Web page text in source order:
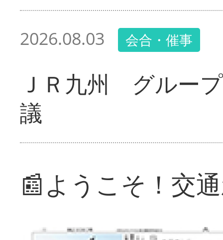
2026.08.03 会合・催事
ＪＲ九州 グルー
議
📰ようこそ！交